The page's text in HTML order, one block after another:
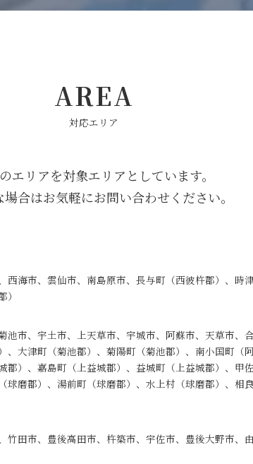
AREA
対応エリア
エリアを対象エリアとしています。
場合はお気軽にお問い合わせください。
海市、雲仙市、南島原市、長与町（西彼杵郡）、
市、宇土市、上天草市、宇城市、阿蘇市、天草市
大津町（菊池郡）、菊陽町（菊池郡）、南小国町
）、嘉島町（上益城郡）、益城町（上益城郡）、
球磨郡）、湯前町（球磨郡）、水上村（球磨郡）、
田市、豊後高田市、杵築市、宇佐市、豊後大野市